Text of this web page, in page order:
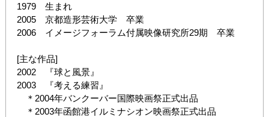
1979　生まれ
2005　京都造形芸術大学　卒業
2006　イメージフォーラム付属映像研究所29期　卒業
[主な作品]
2002　『球と風景』
2003　『考える練習』
＊2004年バンクーバー国際映画祭正式出品
＊2003年函館港イルミナシオン映画祭正式出品